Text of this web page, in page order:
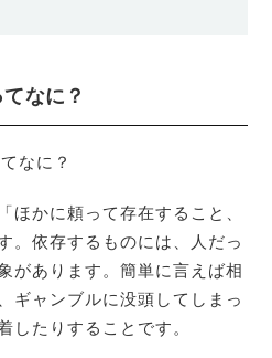
なに？
ほかに頼って存在すること、
。依存するものには、人だっ
があります。簡単に言えば相
ギャンブルに没頭してしまっ
したりすることです。